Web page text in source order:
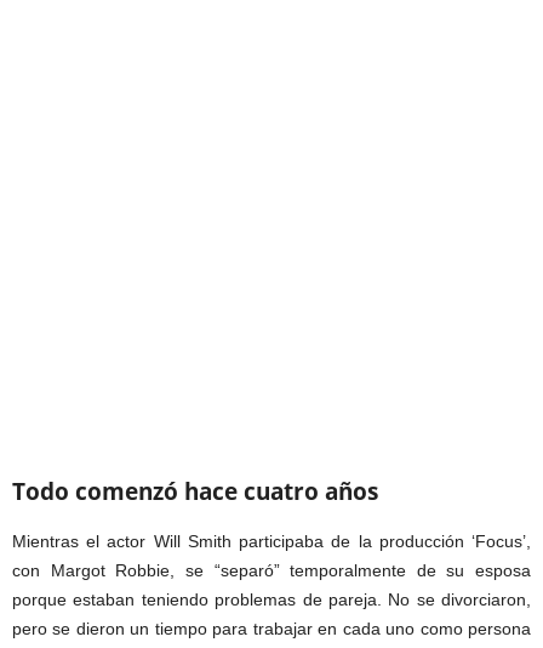
Todo comenzó hace cuatro años
Mientras el actor Will Smith participaba de la producción ‘Focus’,
con Margot Robbie, se “separó” temporalmente de su esposa
porque estaban teniendo problemas de pareja. No se divorciaron,
pero se dieron un tiempo para trabajar en cada uno como persona